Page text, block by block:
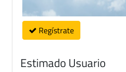
Regístrate
Estimado Usuario